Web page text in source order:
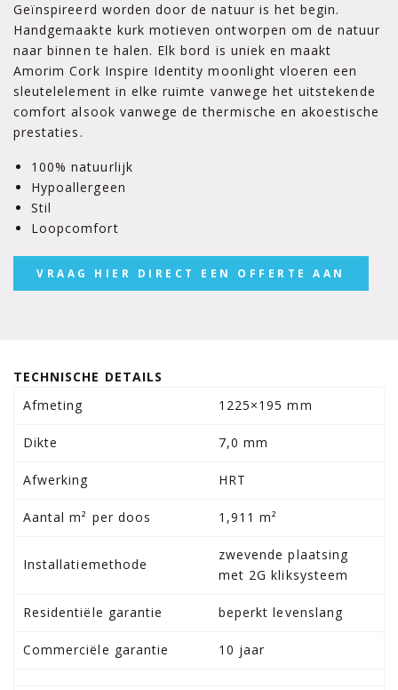
Geïnspireerd worden door de natuur is het begin.
Handgemaakte kurk motieven ontworpen om de natuur
naar binnen te halen. Elk bord is uniek en maakt
Amorim Cork Inspire Identity moonlight vloeren een
sleutelelement in elke ruimte vanwege het uitstekende
comfort alsook vanwege de thermische en akoestische
prestaties.
100% natuurlijk
Hypoallergeen
Stil
Loopcomfort
VRAAG HIER DIRECT EEN OFFERTE AAN
TECHNISCHE DETAILS
Afmeting
1225×195 mm
Dikte 7,0 mm
Afwerking HRT
Aantal m² per doos 1,911 m²
Installatiemethode
zwevende plaatsing
met 2G kliksysteem
Residentiële garantie beperkt levenslang
Commerciële garantie 10 jaar